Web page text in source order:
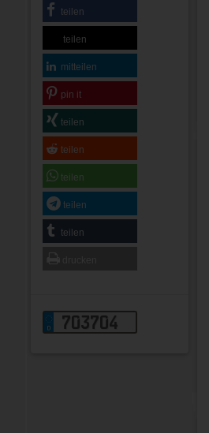
teilen
teilen
mitteilen
pin it
teilen
teilen
teilen
teilen
teilen
703704